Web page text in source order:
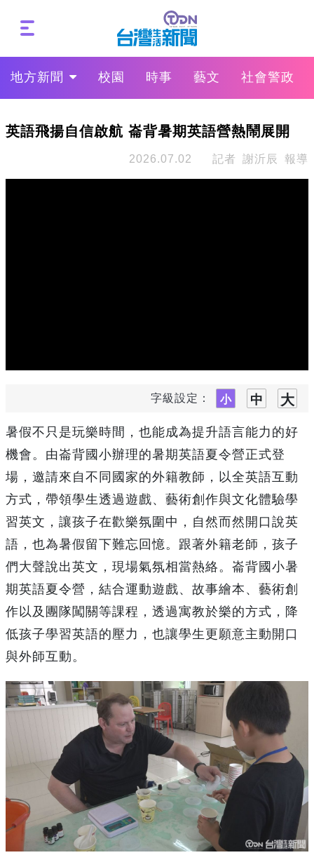
地方新聞 校園 時事 藝文 社會警政
英語飛揚自信啟航 崙背暑期英語營熱鬧展開
2026.07.02 記者 謝沂辰 報導
字級設定：
暑假不只是玩樂時間，也能成為提升語言能力的好
機會。由崙背國小辦理的暑期英語夏令營正式登
場，邀請來自不同國家的外籍教師，以全英語互動
方式，帶領學生透過遊戲、藝術創作與文化體驗學
習英文，讓孩子在歡樂氛圍中，自然而然開口說英
語，也為暑假留下難忘回憶。跟著外籍老師，孩子
們大聲說出英文，現場氣氛相當熱絡。崙背國小暑
期英語夏令營，結合運動遊戲、故事繪本、藝術創
作以及團隊闖關等課程，透過寓教於樂的方式，降
低孩子學習英語的壓力，也讓學生更願意主動開口
與外師互動。